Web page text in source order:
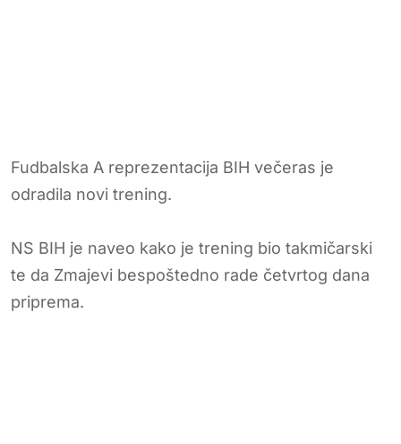
Fudbalska A reprezentacija BIH večeras je
odradila novi trening.
NS BIH je naveo kako je trening bio takmičarski
te da Zmajevi bespoštedno rade četvrtog dana
priprema.